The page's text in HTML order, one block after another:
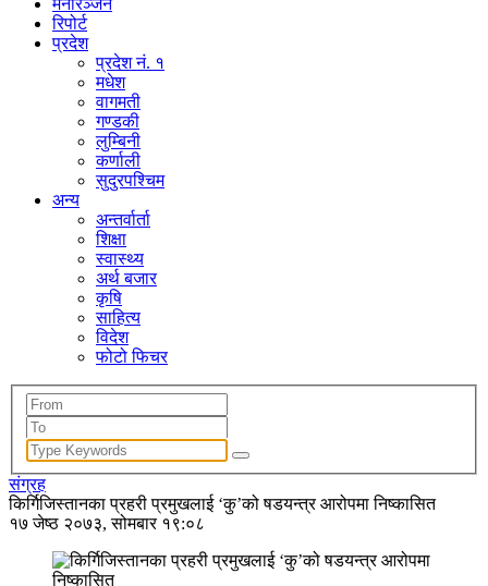
मनोरञ्जन
रिपोर्ट
प्रदेश
प्रदेश नं. १
मधेश
वागमती
गण्डकी
लुम्बिनी
कर्णाली
सुदुरपश्चिम
अन्य
अन्तर्वार्ता
शिक्षा
स्वास्थ्य
अर्थ बजार
कृषि
साहित्य
विदेश
फोटो फिचर
संग्रह
किर्गिजिस्तानका प्रहरी प्रमुखलाई ‘कु’को षडयन्त्र आरोपमा निष्कासित
१७ जेष्ठ २०७३, सोमबार १९:०८